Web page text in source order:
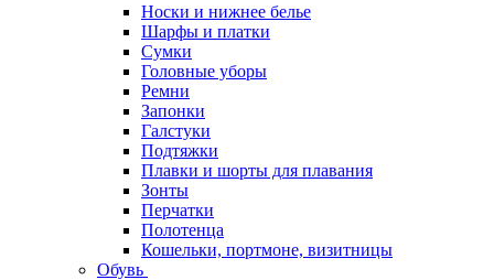
Носки и нижнее белье
Шарфы и платки
Сумки
Головные уборы
Ремни
Запонки
Галстуки
Подтяжки
Плавки и шорты для плавания
Зонты
Перчатки
Полотенца
Кошельки, портмоне, визитницы
Обувь